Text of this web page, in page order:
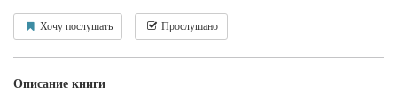
Хочу послушать Прослушано
Описание книги